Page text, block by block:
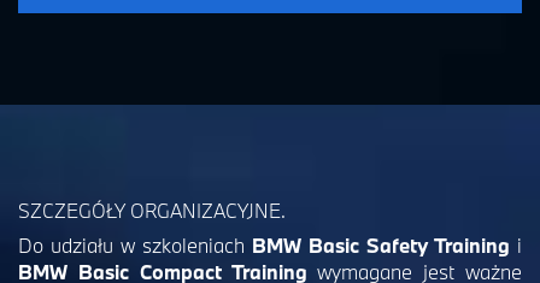
SZCZEGÓŁY ORGANIZACYJNE.
Do udziału w szkoleniach BMW Basic Safety Training i
BMW Basic Compact Training wymagane jest ważne